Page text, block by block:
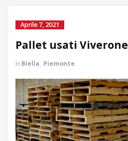
Aprile 7, 2021
Pallet usati Viverone
in Biella, Piemonte